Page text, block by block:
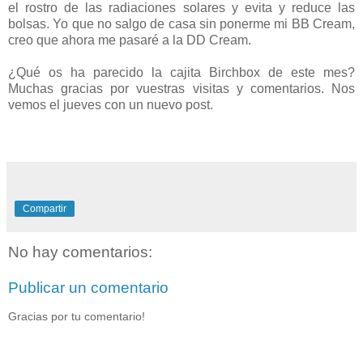
el rostro de las radiaciones solares y evita y reduce las
bolsas. Yo que no salgo de casa sin ponerme mi BB Cream,
creo que ahora me pasaré a la DD Cream.
¿Qué os ha parecido la cajita Birchbox de este mes?
Muchas gracias por vuestras visitas y comentarios. Nos
vemos el jueves con un nuevo post.
Compartir
No hay comentarios:
Publicar un comentario
Gracias por tu comentario!